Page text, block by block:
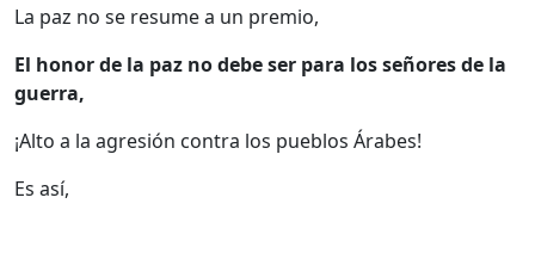
La paz no se resume a un premio,
El honor de la paz no debe ser para los señores de la
guerra,
¡Alto a la agresión contra los pueblos Árabes!
Es así,